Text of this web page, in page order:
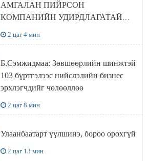
АМГАЛАН ПИЙРСОН
КОМПАНИЙН УДИРДЛАГАТАЙ
2 цаг 4 мин
Б.Сэмжидмаа: Зөвшөөрлийн шинжтэй
103 бүртгэлээс нийслэлийн бизнес
эрхлэгчдийг чөлөөллөө
2 цаг 8 мин
Улаанбаатарт үүлшинэ, бороо орохгүй
2 цаг 13 мин